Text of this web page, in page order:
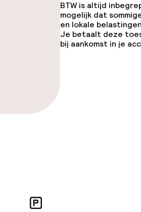
BTW is altijd
mogelijk dat
en lokale
Je betaalt deze
bij aankomst in je